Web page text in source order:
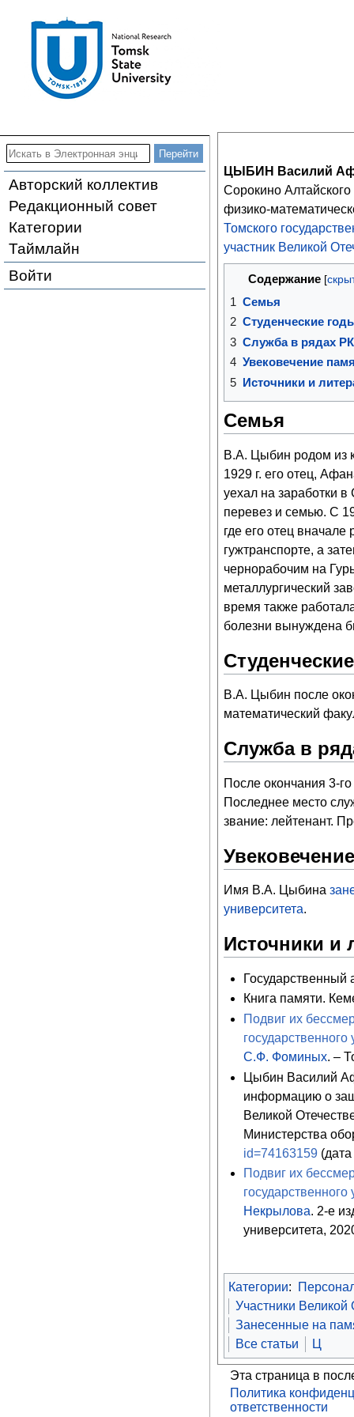
Авторский коллектив
Редакционный совет
Категории
Таймлайн
Войти
ЦЫБИН Василий
Сорокино
физико-
Томского
участник Великой
Содержание
1 Семья
2 Студенческие
3 Служба в рядах
4 Увековечение
5 Источники и
Семья
В.А. Цыбин родом из
1929 г. его отец,
уехал на заработки в
перевез и семью. С
где его отец
гужтранспорте, а
чернорабочим на
металлургический
время также
болезни вынуждена
В.А. Цыбин после
математический
Служба в
После окончания 3-
Последнее место
звание: лейтенант.
Имя В.А. Цыбина
университета.
Источники и
Книга памяти.
Подвиг их
С.Ф. Фоминых. –
Цыбин Василий
информацию о
Великой
Министерства
id=74163159
Подвиг их
Некрылова. 2-е
университета,
Категории:
Участники
Занесенные на
Все статьи
Ц
Эта страница в
Политика
ответственности